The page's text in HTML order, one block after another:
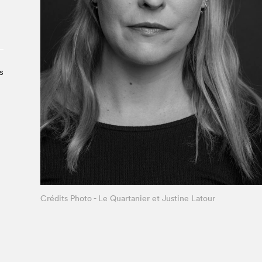
À propos du Salon
Liste des exposant·e·s
Liste des auteur·rice·s
Crédits Photo - Le Quartanier et Justine Latour